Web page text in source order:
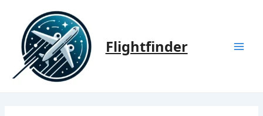
contenido
Flightfinder